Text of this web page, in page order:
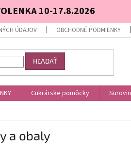
10-17.8.2026
ÚDAJOV OBCHODNÉ PODMIENKY
HĽADAŤ
Cukrárske pomôcky
a obaly